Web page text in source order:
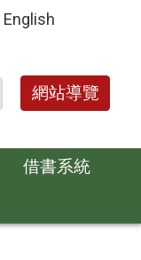
English
網站導覽
借書系統